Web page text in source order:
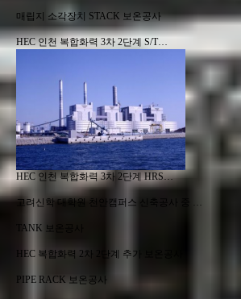
매립지 소각장치 STACK 보온공사
HEC 인천 복합화력 3차 2단계 S/T…
HEC 인천 복합화력 3차 2단계 HRS…
고려신학 대학원 천안캠퍼스 신축공사 중 …
TANK 보온공사
HEC 복합화력 2차 2단계 추가 보온공사
PIPE RACK 보온공사